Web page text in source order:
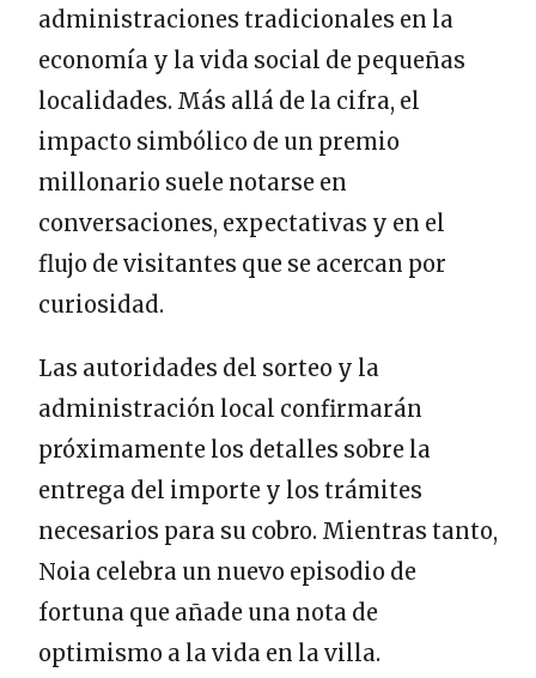
administraciones tradicionales en la
economía y la vida social de pequeñas
localidades. Más allá de la cifra, el
impacto simbólico de un premio
millonario suele notarse en
conversaciones, expectativas y en el
flujo de visitantes que se acercan por
curiosidad.
Las autoridades del sorteo y la
administración local confirmarán
próximamente los detalles sobre la
entrega del importe y los trámites
necesarios para su cobro. Mientras tanto,
Noia celebra un nuevo episodio de
fortuna que añade una nota de
optimismo a la vida en la villa.